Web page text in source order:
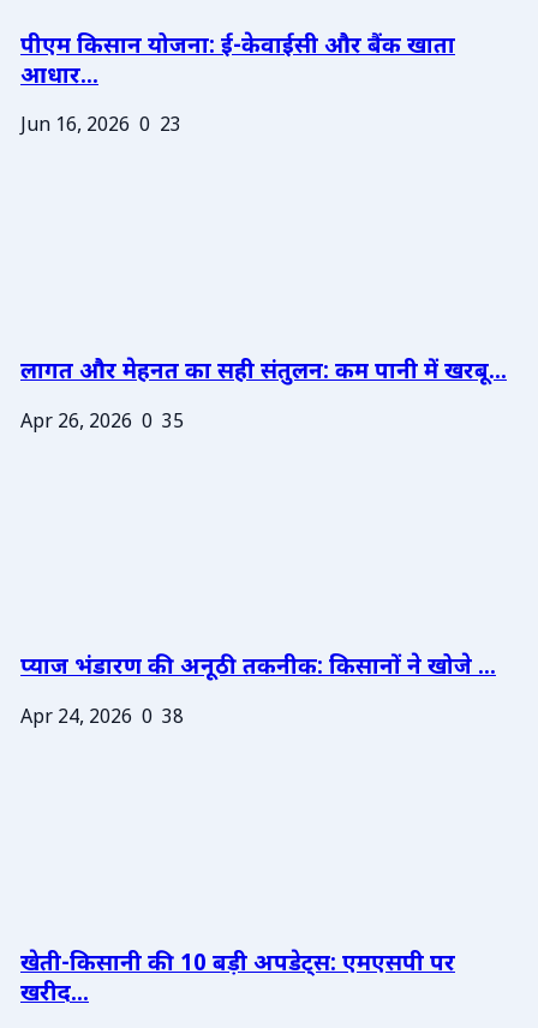
पीएम किसान योजना: ई-केवाईसी और बैंक खाता
आधार...
Jun 16, 2026 0 23
लागत और मेहनत का सही संतुलन: कम पानी में खरबू...
Apr 26, 2026 0 35
प्याज भंडारण की अनूठी तकनीक: किसानों ने खोजे ...
Apr 24, 2026 0 38
खेती-किसानी की 10 बड़ी अपडेट्स: एमएसपी पर
खरीद...